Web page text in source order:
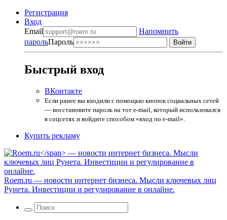
Регистрация
Вход
Email
Напомнить
парольПароль
Быстрый вход
ВКонтакте
Если ранее вы входили с помощью кнопок социальных сетей
— восстановите пароль на тот e-mail, который использовался
в соцсетях и войдите способом «вход по e-mail».
Купить рекламу
Roem.ru — новости интернет бизнеса. Мысли ключевых лиц
Рунета. Инвестиции и регулирование в онлайне.